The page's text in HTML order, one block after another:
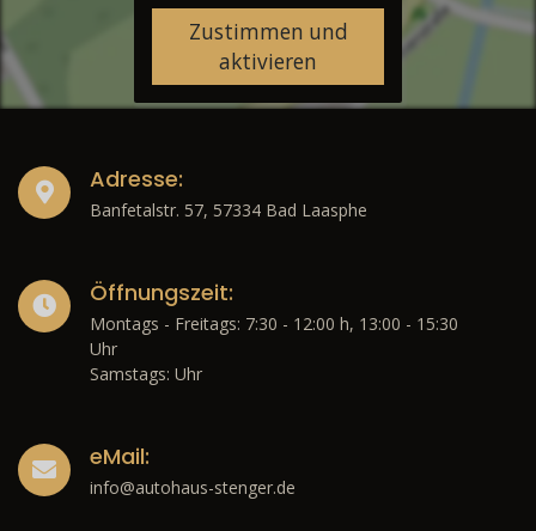
Zustimmen und
aktivieren
Adresse:
Banfetalstr. 57, 57334 Bad Laasphe
Öffnungszeit:
Montags - Freitags: 7:30 - 12:00 h, 13:00 - 15:30
Uhr
Samstags: Uhr
eMail:
info@autohaus-stenger.de